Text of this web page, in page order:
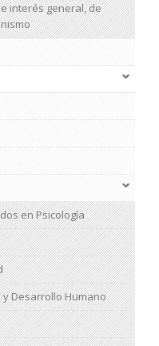
interés general, de
en Psicología
y Desarrollo Humano